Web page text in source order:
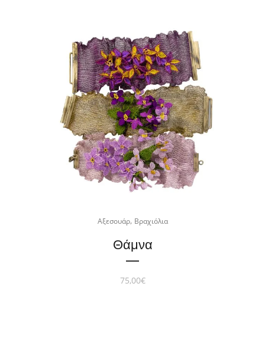
Αξεσουάρ, Βραχιόλια
Θάμνα
75,00€